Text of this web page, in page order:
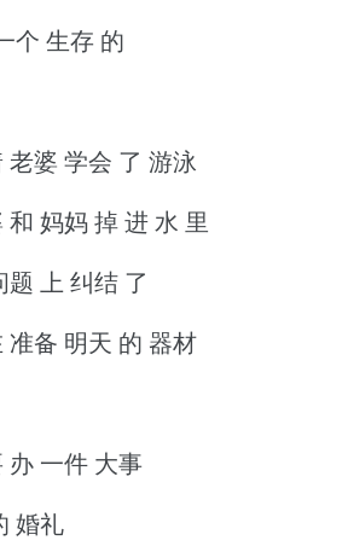
个 生存 的
婆 学会 了 游泳
妈妈 掉 进 水 里
上 纠结 了
备 明天 的 器材
办 一件 大事
婚礼